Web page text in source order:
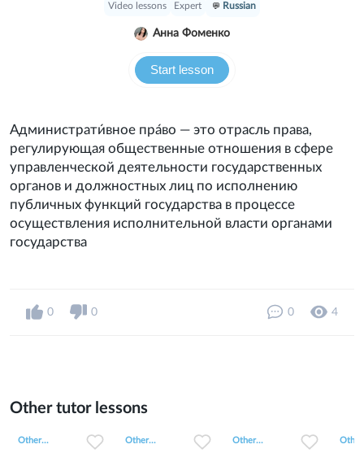
Start lesson
Video lessons Expert Russian
Анна Фоменко
Администрати́вное пра́во — это отрасль права,
регулирующая общественные отношения в сфере
управленческой деятельности государственных
органов и должностных лиц по исполнению
публичных функций государства в процессе
осуществления исполнительной власти органами
государства
0 0 0 4
Other tutor lessons
Other... Other... Other...